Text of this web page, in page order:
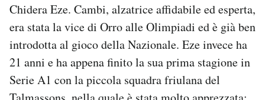
Chidera Eze. Cambi, alzatrice affidabile ed esperta,
era stata la vice di Orro alle Olimpiadi ed è già ben
introdotta al gioco della Nazionale. Eze invece ha
21 anni e ha appena finito la sua prima stagione in
Serie A1 con la piccola squadra friulana del